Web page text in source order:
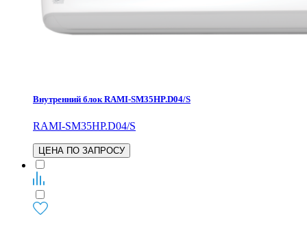
Внутренний блок RAMI-SM35HP.D04/S
RAMI-SM35HP.D04/S
ЦЕНА ПО ЗАПРОСУ